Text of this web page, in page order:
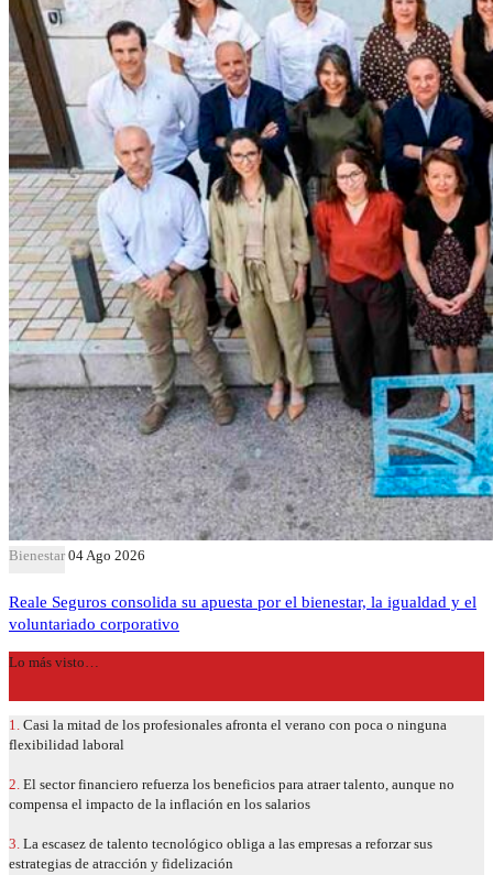
Bienestar 04 Ago 2026
Reale Seguros consolida su apuesta por el bienestar, la igualdad y el
voluntariado corporativo
Lo más visto…
1. Casi la mitad de los profesionales afronta el verano con poca o ninguna
flexibilidad laboral
2. El sector financiero refuerza los beneficios para atraer talento, aunque no
compensa el impacto de la inflación en los salarios
3. La escasez de talento tecnológico obliga a las empresas a reforzar sus
estrategias de atracción y fidelización